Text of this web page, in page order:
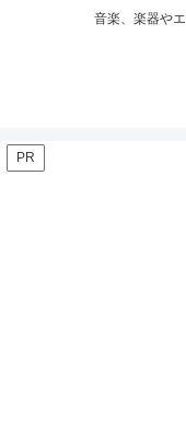
音楽、楽器や
PR